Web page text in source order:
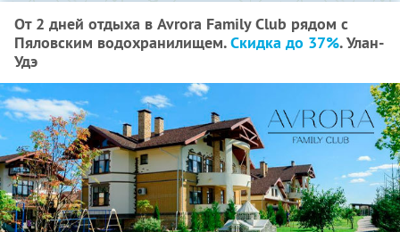
От 2 дней отдыха в Avrora Family Club рядом с
Пяловским водохранилищем.Скидка до 37%. Улан-
Удэ